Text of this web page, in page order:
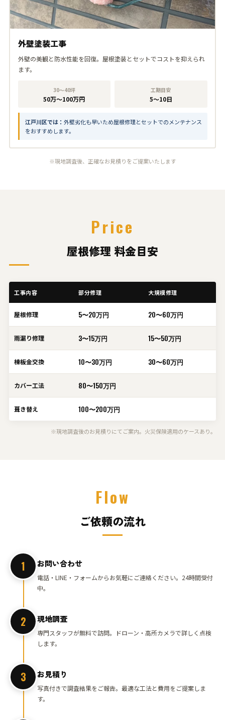
外壁塗装工事
外壁の美観と防水性能を回復。屋根塗装とセットでコストを抑えられ
ます。
30〜40坪
50万〜100万円
工期目安
5〜10日
江戸川区では： 外壁劣化も早いため屋根修理とセットでのメンテナンス
をおすすめします。
※現地調査後、正確なお見積りをご提案いたします
Price
屋根修理 料金目安
工事内容 部分修理 大規模修理
屋根修理 5〜20万円 20〜60万円
雨漏り修理 3〜15万円 15〜50万円
棟板金交換 10〜30万円 30〜60万円
カバー工法 80〜150万円
葺き替え 100〜200万円
※現地調査後のお見積りにてご案内。火災保険適用のケースあり。
Flow
ご依頼の流れ
1 お問い合わせ
電話・LINE・フォームからお気軽にご連絡ください。24時間受付
中。
2 現地調査
専門スタッフが無料で訪問。ドローン・高所カメラで詳しく点検
します。
3 お見積り
写真付きで調査結果をご報告。最適な工法と費用をご提案しま
す。